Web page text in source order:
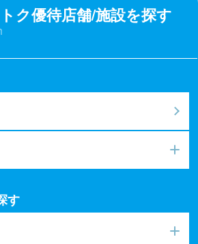
ク優待店舗/施設を探す
す